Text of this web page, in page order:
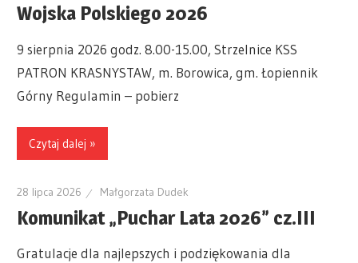
Wojska Polskiego 2026
9 sierpnia 2026 godz. 8.00-15.00, Strzelnice KSS
PATRON KRASNYSTAW, m. Borowica, gm. Łopiennik
Górny Regulamin – pobierz
Czytaj dalej »
28 lipca 2026 Małgorzata Dudek
Komunikat „Puchar Lata 2026” cz.III
Gratulacje dla najlepszych i podziękowania dla